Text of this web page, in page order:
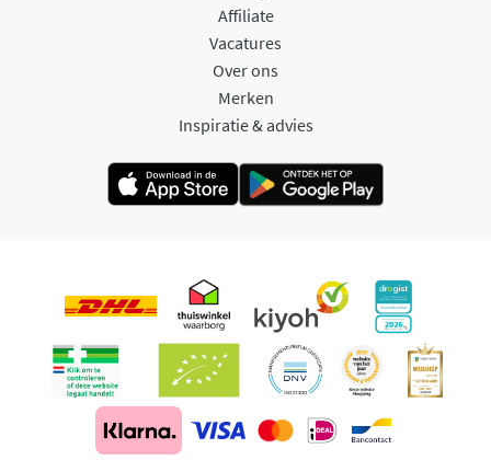
Affiliate
Vacatures
Over ons
Merken
Inspiratie & advies